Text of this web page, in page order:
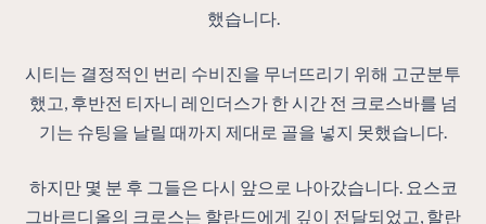
했습니다.
시티는 결정적인 번리 수비진을 무너뜨리기 위해 고군분투
했고, 후반전 티자니 레인더스가 한 시간 전 크로스바를 넘
기는 슈팅을 날릴 때까지 제대로 골을 넣지 못했습니다.
하지만 몇 분 후 그들은 다시 앞으로 나아갔습니다. 요스코
그바르디올의 크로스는 할란드에게 깊이 전달되었고, 할란